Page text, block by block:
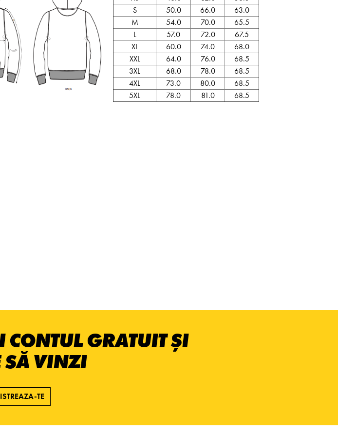
S
50.0 66.0
63.0
M
54.0 70.0
65.5
L
57.0 72.0
67.5
XL
60.0 74.0
68.0
XXL
64.0 76.0
68.5
3XL
68.0 78.0
68.5
4XL
73.0 80.0
68.5
5XL
78.0 81.0 68.5
GRATUIT ȘI
SĂ VINZI
TE